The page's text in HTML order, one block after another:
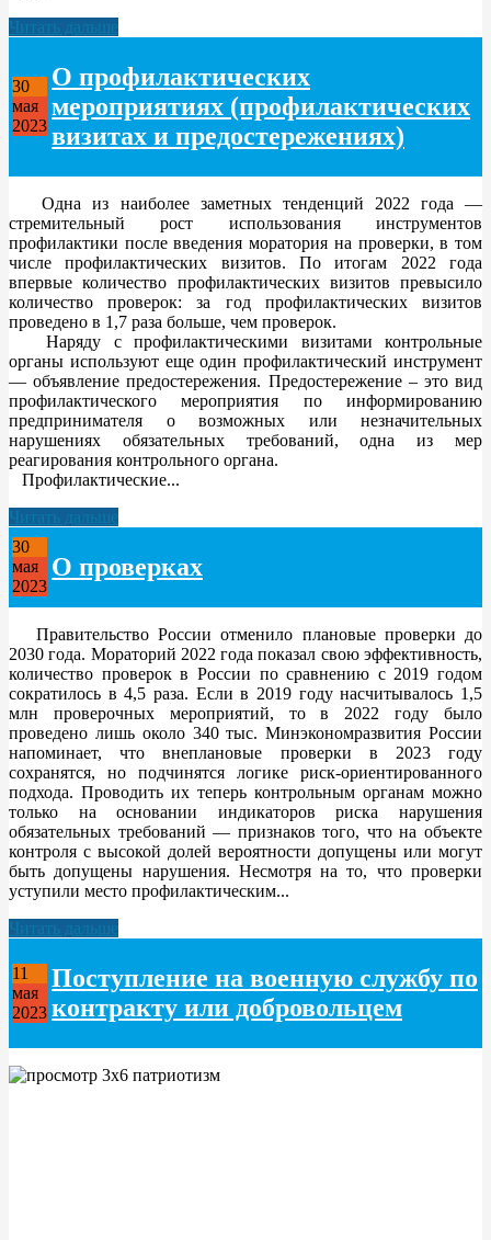
Читать дальше
30
мая
2023
О профилактических
мероприятиях (профилактических
визитах и предостережениях)
Одна из наиболее заметных тенденций 2022 года —
стремительный рост использования инструментов
профилактики после введения моратория на проверки, в том
числе профилактических визитов. По итогам 2022 года
впервые количество профилактических визитов превысило
количество проверок: за год профилактических визитов
проведено в 1,7 раза больше, чем проверок.
Наряду с профилактическими визитами контрольные
органы используют еще один профилактический инструмент
— объявление предостережения. Предостережение – это вид
профилактического мероприятия по информированию
предпринимателя о возможных или незначительных
нарушениях обязательных требований, одна из мер
реагирования контрольного органа.
Профилактические...
Читать дальше
30
мая
2023
О проверках
Правительство России отменило плановые проверки до
2030 года. Мораторий 2022 года показал свою эффективность,
количество проверок в России по сравнению с 2019 годом
сократилось в 4,5 раза. Если в 2019 году насчитывалось 1,5
млн проверочных мероприятий, то в 2022 году было
проведено лишь около 340 тыс. Минэкономразвития России
напоминает, что внеплановые проверки в 2023 году
сохранятся, но подчинятся логике риск-ориентированного
подхода. Проводить их теперь контрольным органам можно
только на основании индикаторов риска нарушения
обязательных требований — признаков того, что на объекте
контроля с высокой долей вероятности допущены или могут
быть допущены нарушения. Несмотря на то, что проверки
уступили место профилактическим...
Читать дальше
11
мая
2023
Поступление на военную службу по
контракту или добровольцем